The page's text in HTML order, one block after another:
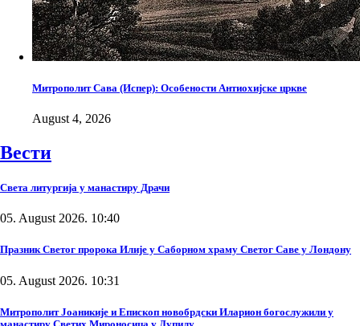
Митрополит Сава (Испер): Особености Антиохијске цркве
August 4, 2026
Вести
Света литургија у манастиру Драчи
05. August 2026. 10:40
Празник Светог пророка Илије у Саборном храму Светог Саве у Лондону
05. August 2026. 10:31
Митрополит Јоаникије и Епископ новобрдски Иларион богослужили у